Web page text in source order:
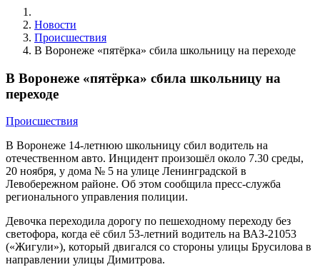
Новости
Происшествия
В Воронеже «пятёрка» сбила школьницу на переходе
В Воронеже «пятёрка» сбила школьницу на
переходе
Происшествия
В Воронеже 14-летнюю школьницу сбил водитель на
отечественном авто. Инцидент произошёл около 7.30 среды,
20 ноября, у дома № 5 на улице Ленинградской в
Левобережном районе. Об этом сообщила пресс-служба
регионального управления полиции.
Девочка переходила дорогу по пешеходному переходу без
светофора, когда её сбил 53-летний водитель на ВАЗ-21053
(«Жигули»), который двигался со стороны улицы Брусилова в
направлении улицы Димитрова.